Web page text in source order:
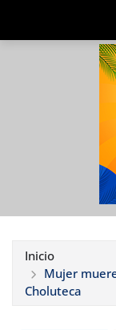
Inicio
Mujer
Choluteca